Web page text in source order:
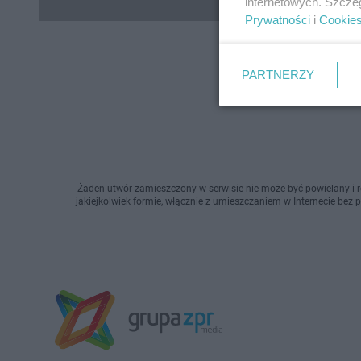
Żaden utwór zamieszczony w serwisie nie może być powielany
jakiejkolwiek formie, włącznie z umieszczaniem w Internecie
Prywatności i Cookies
PARTNERZY